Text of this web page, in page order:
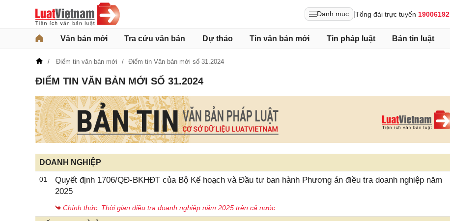
Danh mục Tổng đài trực tuyến 19006192
Văn bản mới Tra cứu văn bản Dự thảo Tin văn bản mới Tin pháp luật Bản tin luật
Điểm tin văn bản mới Điểm tin Văn bản mới số 31.2024
ĐIỂM TIN VĂN BẢN MỚI SỐ 31.2024
DOANH NGHIỆP
01
Quyết định 1706/QĐ-BKHĐT của Bộ Kế hoạch và Đầu tư ban hành Phương án điều tra doanh nghiệp năm
2025
Chính thức: Thời gian điều tra doanh nghiệp năm 2025 trên cả nước